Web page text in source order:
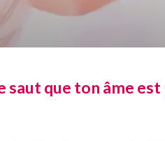
saut que ton âme